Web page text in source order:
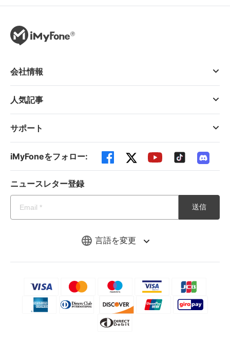
言語を変更
会社情報
人気記事
サポート
iMyFoneをフォロー:
ニュースレター登録
送信